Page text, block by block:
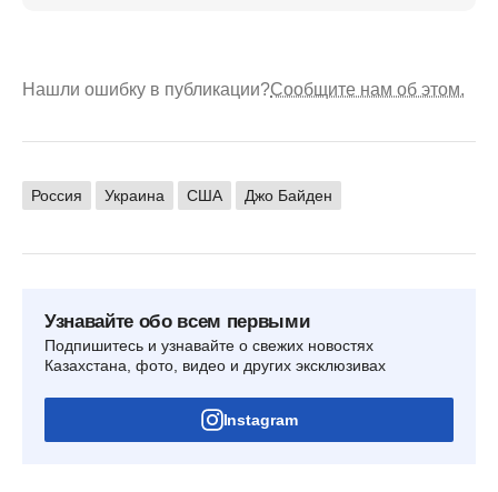
Нашли ошибку в публикации?Сообщите нам об этом.
Россия Украина США Джо Байден
Узнавайте обо всем первыми
Подпишитесь и узнавайте о свежих новостях
Казахстана, фото, видео и других эксклюзивах
Instagram